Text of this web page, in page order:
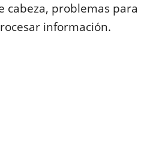
cabeza, problemas para
información.